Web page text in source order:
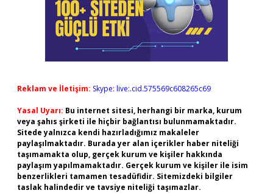
Reklam ve İletişim: Skype: live:.cid.575569c608265c69
Yasal Uyarı: Bu internet sitesi, herhangi bir marka, kurum
veya şahıs şirketi ile hiçbir bağlantısı bulunmamaktadır.
Sitede yalnızca kendi hazırladığımız makaleler
paylaşılmaktadır. Burada yer alan içerikler haber niteliği
taşımamakta olup, gerçek kurum ve kişiler hakkında
paylaşım yapılmamaktadır. Gerçek kurum ve kişiler ile isim
benzerlikleri tamamen tesadüfidir. Sitemizdeki bilgiler
taslak halindedir ve tavsiye niteliği taşımazlar.